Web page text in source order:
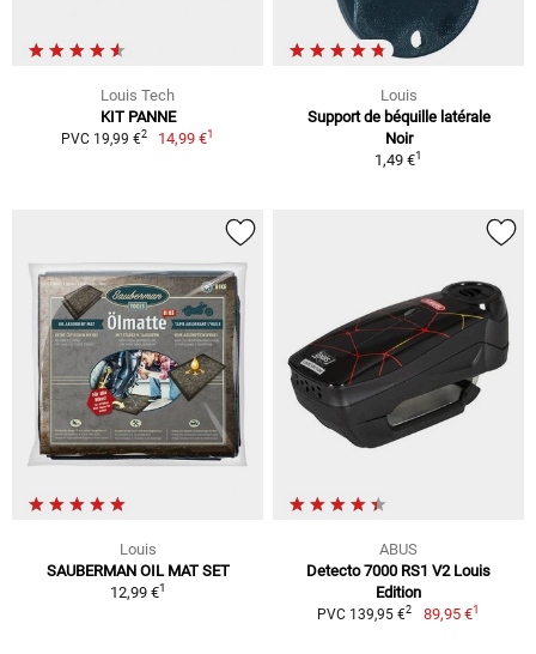
Louis Tech
KIT PANNE
PVC 19,99 €2 14,99 €1
Louis
Support de béquille latérale
Noir
1,49 €1
Louis
SAUBERMAN OIL MAT SET
12,99 €1
ABUS
Detecto 7000 RS1 V2 Louis
Edition
PVC 139,95 €2 89,95 €1